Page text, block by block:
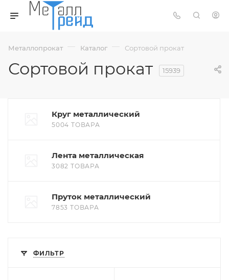
Металлопрокат — Каталог — Сортовой прокат
Сортовой прокат 15939
Круг металлический
5004 ТОВАРА
Лента металлическая
3082 ТОВАРА
Пруток металлический
7853 ТОВАРА
ФИЛЬТР